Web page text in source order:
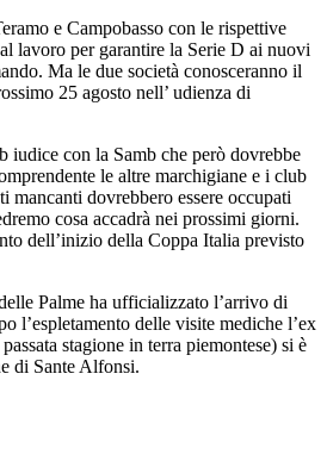
e Campobasso con le rispettive
lavoro per garantire la Serie D ai nuovi
Ma le due società conosceranno il
25 agosto nell’ udienza di
iudice con la Samb che però dovrebbe
le altre marchigiane e i club
mancanti dovrebbero essere occupati
cosa accadrà nei prossimi giorni.
dell’inizio della Coppa Italia previsto
Palme ha ufficializzato l’arrivo di
l’espletamento delle visite mediche l’ex
stagione in terra piemontese) si è
di Sante Alfonsi.